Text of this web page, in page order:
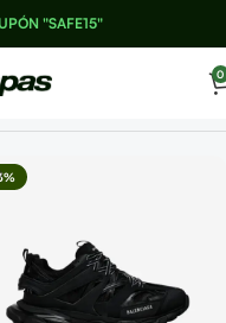
"SAFE15"
0